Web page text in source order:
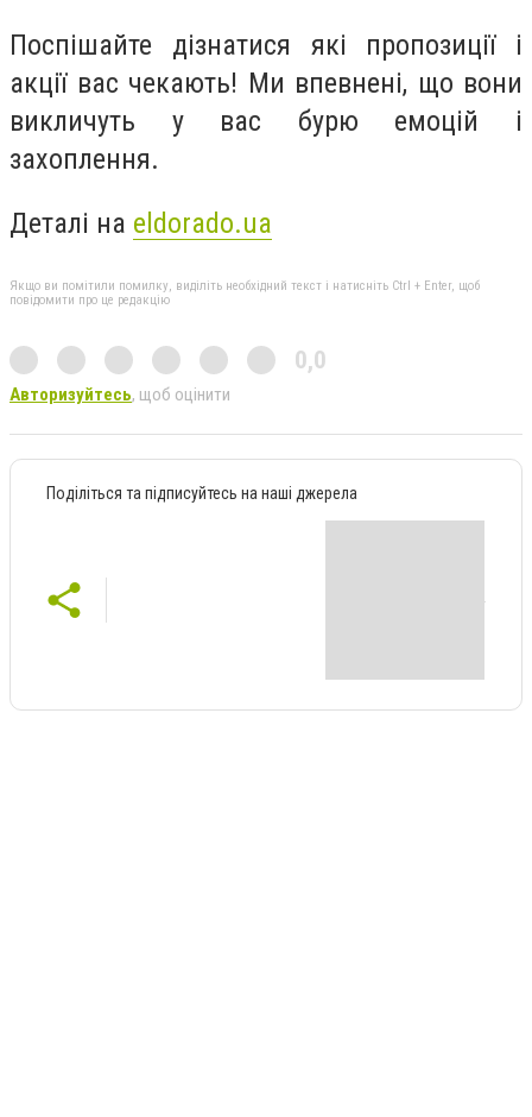
Поспішайте дізнатися які пропозиції і
акції вас чекають! Ми впевнені, що вони
викличуть у вас бурю емоцій і
захоплення.
Деталі на eldorado.ua
Якщо ви помітили помилку, виділіть необхідний текст і натисніть Ctrl + Enter, щоб
повідомити про це редакцію
0,0
Авторизуйтесь, щоб оцінити
Поділіться та підписуйтесь на наші джерела